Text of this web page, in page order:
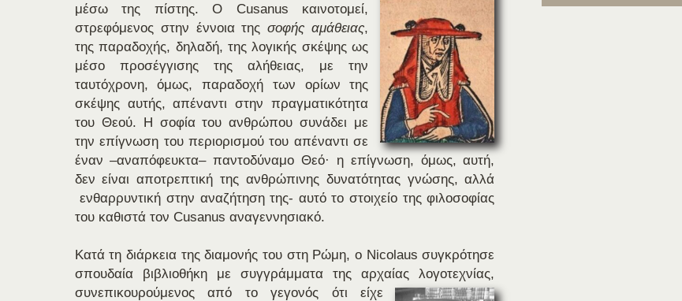
μέσω της πίστης. Ο Cusanus καινοτομεί,
στρεφόμενος στην έννοια τηςσοφής αμάθειας,
της παραδοχής, δηλαδή, της λογικής σκέψης ως
μέσο προσέγγισης της αλήθειας, με την
ταυτόχρονη, όμως, παραδοχή των ορίων της
σκέψης αυτής, απέναντι στην πραγματικότητα
του Θεού. Η σοφία του ανθρώπου συνάδει με
την επίγνωση του περιορισμού του απέναντι σε
έναν –αναπόφευκτα– παντοδύναμο Θεό· η επίγνωση, όμως, αυτή,
δεν είναι αποτρεπτική της ανθρώπινης δυνατότητας γνώσης, αλλά
ενθαρρυντική στην αναζήτηση της- αυτό το στοιχείο της φιλοσοφίας
του καθιστά τον Cusanus αναγεννησιακό.
Κατά τη διάρκεια της διαμονής του στη Ρώμη, ο Nicolaus συγκρότησε
σπουδαία βιβλιοθήκη με συγγράμματα της αρχαίας λογοτεχνίας,
συνεπικουρούμενοςαπό το γεγονός ότι είχε